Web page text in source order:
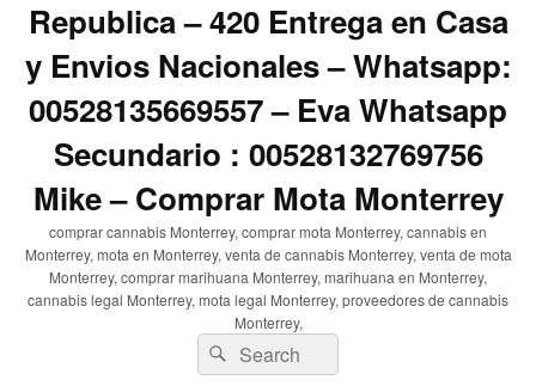
Republica – 420 Entrega en Casa
y Envios Nacionales – Whatsapp:
00528135669557 – Eva Whatsapp
Secundario : 00528132769756
Mike – Comprar Mota Monterrey
comprar cannabis Monterrey, comprar mota Monterrey, cannabis en
Monterrey, mota en Monterrey, venta de cannabis Monterrey, venta de mota
Monterrey, comprar marihuana Monterrey, marihuana en Monterrey,
cannabis legal Monterrey, mota legal Monterrey, proveedores de cannabis
Monterrey,
Search
for:
Search